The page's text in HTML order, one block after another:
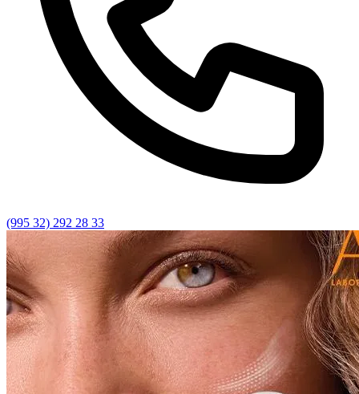
(995 32) 292 28 33